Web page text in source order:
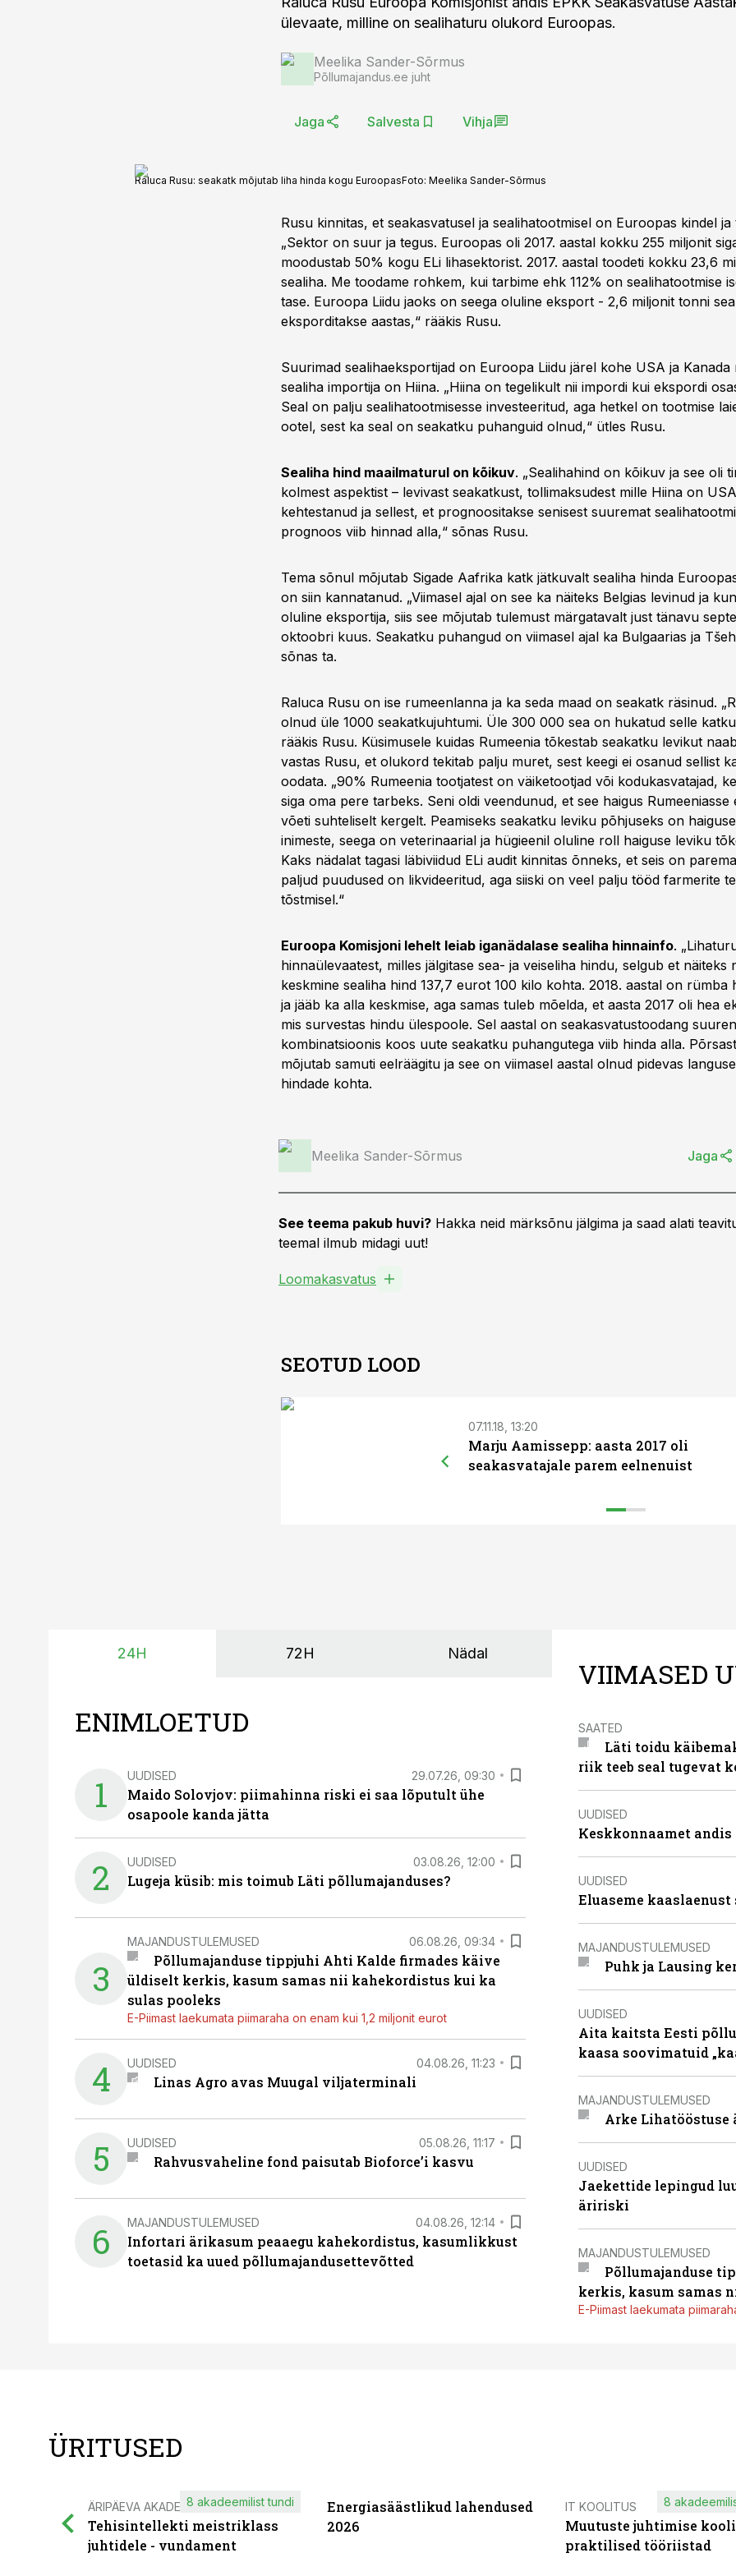
ülevaate, milline on sealihaturu olukord Euroopas.
Meelika Sander-Sõrmus
Põllumajandus.ee juht
Jaga Salvesta Vihja
Raluca Rusu: seakatk mõjutab liha hinda kogu EuroopasFoto: Meelika Sander-Sõrmus
Rusu kinnitas, et seakasvatusel ja sealihatootmisel on Euroopas kindel ja
„Sektor on suur ja tegus. Euroopas oli 2017. aastal kokku 255 miljonit
moodustab 50% kogu ELi lihasektorist. 2017. aastal toodeti kokku 23,6
sealiha. Me toodame rohkem, kui tarbime ehk 112% on sealihatootmise
tase. Euroopa Liidu jaoks on seega oluline eksport - 2,6 miljonit tonni
eksporditakse aastas,“ rääkis Rusu.
Suurimad sealihaeksportijad on Euroopa Liidu järel kohe USA ja Kanada
sealiha importija on Hiina. „Hiina on tegelikult nii impordi kui ekspordi
Seal on palju sealihatootmisesse investeeritud, aga hetkel on tootmise
ootel, sest ka seal on seakatku puhanguid olnud,“ ütles Rusu.
Sealiha hind maailmaturul on kõikuv. „Sealihahind on kõikuv ja see oli
kolmest aspektist – levivast seakatkust, tollimaksudest mille Hiina on
kehtestanud ja sellest, et prognoositakse senisest suuremat
prognoos viib hinnad alla,“ sõnas Rusu.
Tema sõnul mõjutab Sigade Aafrika katk jätkuvalt sealiha hinda
on siin kannatanud. „Viimasel ajal on see ka näiteks Belgias levinud ja
oluline eksportija, siis see mõjutab tulemust märgatavalt just tänavu
oktoobri kuus. Seakatku puhangud on viimasel ajal ka Bulgaarias ja
sõnas ta.
Raluca Rusu on ise rumeenlanna ja ka seda maad on seakatk räsinud.
olnud üle 1000 seakatkujuhtumi. Üle 300 000 sea on hukatud selle
rääkis Rusu. Küsimusele kuidas Rumeenia tõkestab seakatku levikut
vastas Rusu, et olukord tekitab palju muret, sest keegi ei osanud sellist
oodata. „90% Rumeenia tootjatest on väiketootjad või kodukasvatajad,
siga oma pere tarbeks. Seni oldi veendunud, et see haigus Rumeeniasse
võeti suhteliselt kergelt. Peamiseks seakatku leviku põhjuseks on
inimeste, seega on veterinaarial ja hügieenil oluline roll haiguse leviku
Kaks nädalat tagasi läbiviidud ELi audit kinnitas õnneks, et seis on
paljud puudused on likvideeritud, aga siiski on veel palju tööd farmerite
tõstmisel.“
Euroopa Komisjoni lehelt leiab iganädalase sealiha hinnainfo.
hinnaülevaatest, milles jälgitase sea- ja veiseliha hindu, selgub et näiteks
keskmine sealiha hind 137,7 eurot 100 kilo kohta. 2018. aastal on rümba
ja jääb ka alla keskmise, aga samas tuleb mõelda, et aasta 2017 oli hea
mis survestas hindu ülespoole. Sel aastal on seakasvatustoodang
kombinatsioonis koos uute seakatku puhangutega viib hinda alla.
mõjutab samuti eelräägitu ja see on viimasel aastal olnud pidevas
hindade kohta.
Meelika Sander-Sõrmus Jaga
See teema pakub huvi? Hakka neid märksõnu jälgima ja saad alati
teemal ilmub midagi uut!
Loomakasvatus
SEOTUD LOOD
07.11.18, 13:20
Marju Aamissepp: aasta 2017 oli
seakasvatajale parem eelnenuist
24H 72H Nädal
ENIMLOETUD
1 UUDISED 29.07.26, 09:30
Maido Solovjov: piimahinna riski ei saa lõputult ühe
osapoole kanda jätta
2 UUDISED 03.08.26, 12:00
Lugeja küsib: mis toimub Läti põllumajanduses?
3
MAJANDUSTULEMUSED 06.08.26, 09:34
Põllumajanduse tippjuhi Ahti Kalde firmades käive
üldiselt kerkis, kasum samas nii kahekordistus kui ka
sulas pooleks
E-Piimast laekumata piimaraha on enam kui 1,2 miljonit eurot
4 UUDISED 04.08.26, 11:23
Linas Agro avas Muugal viljaterminali
5 UUDISED 05.08.26, 11:17
Rahvusvaheline fond paisutab Bioforce’i kasvu
6 MAJANDUSTULEMUSED 04.08.26, 12:14
Infortari ärikasum peaaegu kahekordistus, kasumlikkust
toetasid ka uued põllumajandusettevõtted
VIIMASED
SAATED
Läti toidu
riik teeb seal tugevat
UUDISED
Keskkonnaamet
UUDISED
Eluaseme kaaslaenust
MAJANDUSTULEMUSED
Puhk ja Lausing
UUDISED
Aita kaitsta Eesti
kaasa soovimatuid
MAJANDUSTULEMUSED
Arke Lihatööstuse
UUDISED
Jaekettide lepingud
äririski
MAJANDUSTULEMUSED
Põllumajanduse
kerkis, kasum samas
E-Piimast laekumata
ÜRITUSED
ÄRIPÄEVA AKADEEMIA
Tehisintellekti meistriklass
juhtidele - vundament
8 akadeemilist tundi
Energiasäästlikud lahendused
2026
IT KOOLITUS
Muutuste juhtimise
praktilised tööriistad
8